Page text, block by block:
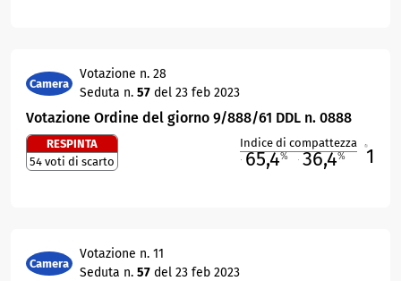
Camera
Votazione n. 28
Seduta n. 57 del 23 feb 2023
Votazione Ordine del giorno 9/888/61 DDL n. 0888
RESPINTA
54 voti di scarto
Indice di compattezza
65,4% 36,4% 1
Camera
Votazione n. 11
Seduta n. 57 del 23 feb 2023